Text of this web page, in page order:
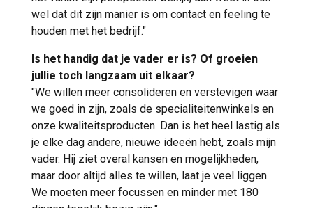
wel dat dit zijn manier is om contact en feeling te
houden met het bedrijf."
Is het handig dat je vader er is? Of groeien
jullie toch langzaam uit elkaar?
"We willen meer consolideren en verstevigen waar
we goed in zijn, zoals de specialiteitenwinkels en
onze kwaliteitsproducten. Dan is het heel lastig als
je elke dag andere, nieuwe ideeën hebt, zoals mijn
vader. Hij ziet overal kansen en mogelijkheden,
maar door altijd alles te willen, laat je veel liggen.
We moeten meer focussen en minder met 180